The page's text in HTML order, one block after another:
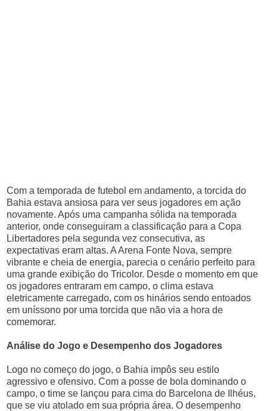
Com a temporada de futebol em andamento, a torcida do
Bahia estava ansiosa para ver seus jogadores em ação
novamente. Após uma campanha sólida na temporada
anterior, onde conseguiram a classificação para a Copa
Libertadores pela segunda vez consecutiva, as
expectativas eram altas. A Arena Fonte Nova, sempre
vibrante e cheia de energia, parecia o cenário perfeito para
uma grande exibição do Tricolor. Desde o momento em que
os jogadores entraram em campo, o clima estava
eletricamente carregado, com os hinários sendo entoados
em uníssono por uma torcida que não via a hora de
comemorar.
Análise do Jogo e Desempenho dos Jogadores
Logo no começo do jogo, o Bahia impôs seu estilo
agressivo e ofensivo. Com a posse de bola dominando o
campo, o time se lançou para cima do Barcelona de Ilhéus,
que se viu atolado em sua própria área. O desempenho